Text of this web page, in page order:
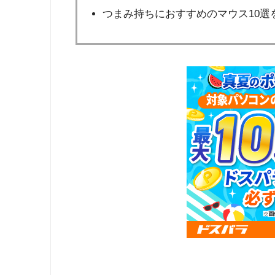
つまみ持ちにおすすめのマウス10選